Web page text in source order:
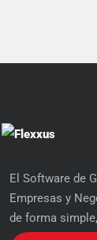
El Software de
Empresas y
de forma